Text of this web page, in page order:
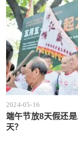
2024-05-16
端午节放8天假还
天？